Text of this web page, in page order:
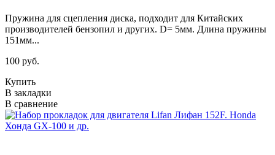
Пружина для сцепления диска, подходит для Китайских
производителей бензопил и других. D= 5мм. Длина пружины
151мм...
100 руб.
Купить
В закладки
В сравнение